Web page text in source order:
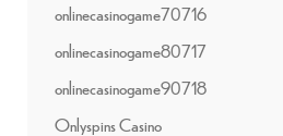
onlinecasinogame70716
onlinecasinogame80717
onlinecasinogame90718
Onlyspins Casino